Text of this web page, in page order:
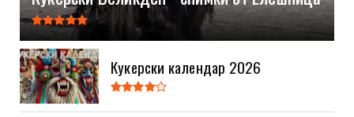
Кукерски календар 2026